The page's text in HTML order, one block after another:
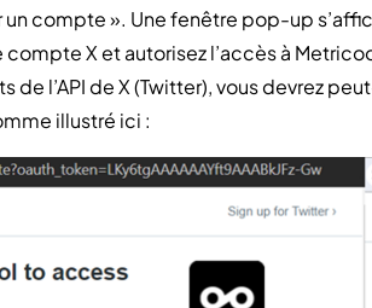
compte ». Une fenêtre pop-up
X et autorisez l’accès à
de l’API de X (Twitter), vous devrez
illustré ici :